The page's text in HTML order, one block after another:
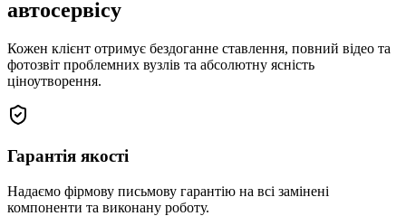
автосервісу
Кожен клієнт отримує бездоганне ставлення, повний відео та
фотозвіт проблемних вузлів та абсолютну ясність
ціноутворення.
Гарантія якості
Надаємо фірмову письмову гарантію на всі замінені
компоненти та виконану роботу.